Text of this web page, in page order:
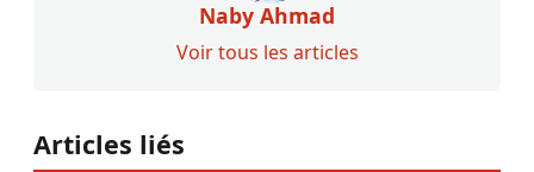
Naby Ahmad
Voir tous les articles
Articles liés